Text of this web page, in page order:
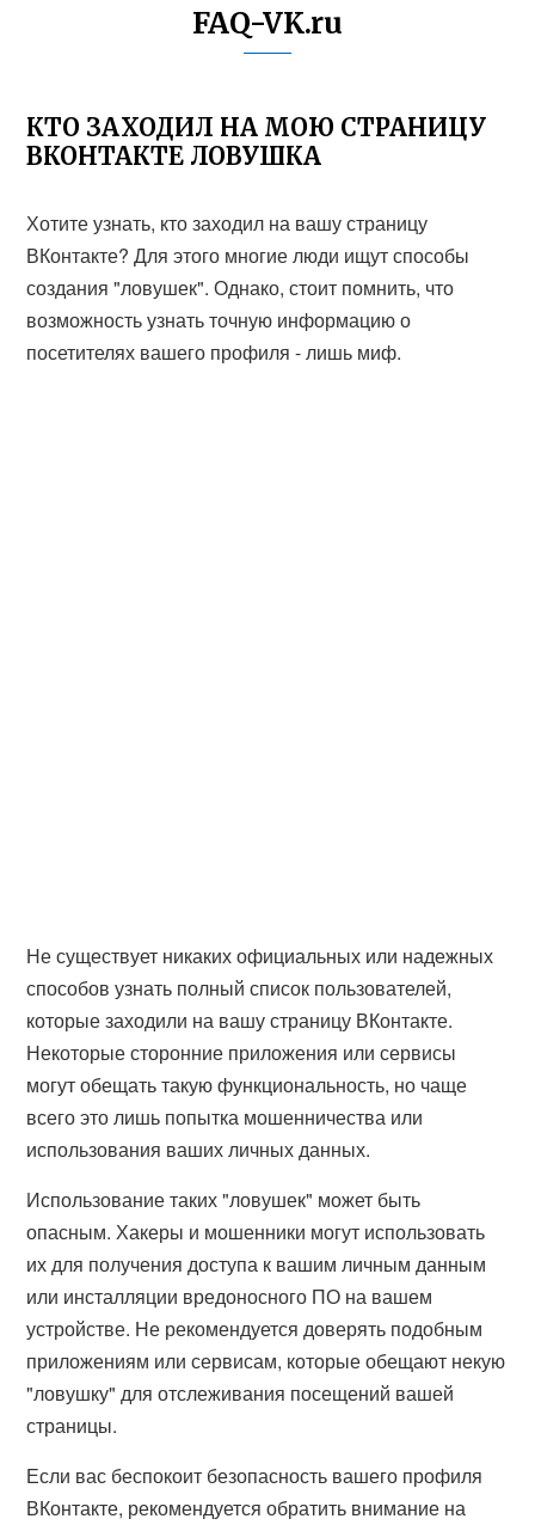
FAQ-VK.ru
КТО ЗАХОДИЛ НА МОЮ СТРАНИЦУ
ВКОНТАКТЕ ЛОВУШКА
Хотите узнать, кто заходил на вашу страницу
ВКонтакте? Для этого многие люди ищут способы
создания "ловушек". Однако, стоит помнить, что
возможность узнать точную информацию о
посетителях вашего профиля - лишь миф.
Не существует никаких официальных или надежных
способов узнать полный список пользователей,
которые заходили на вашу страницу ВКонтакте.
Некоторые сторонние приложения или сервисы
могут обещать такую функциональность, но чаще
всего это лишь попытка мошенничества или
использования ваших личных данных.
Использование таких "ловушек" может быть
опасным. Хакеры и мошенники могут использовать
их для получения доступа к вашим личным данным
или инсталляции вредоносного ПО на вашем
устройстве. Не рекомендуется доверять подобным
приложениям или сервисам, которые обещают некую
"ловушку" для отслеживания посещений вашей
страницы.
Если вас беспокоит безопасность вашего профиля
ВКонтакте, рекомендуется обратить внимание на